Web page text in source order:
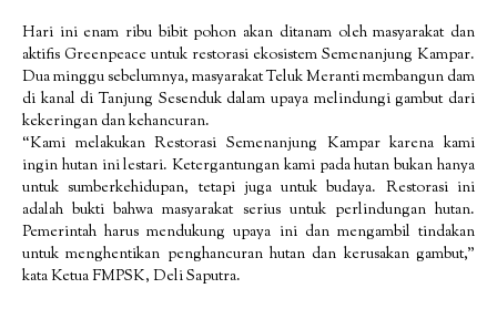
Hari ini enam ribu bibit pohon akan ditanam oleh masyarakat dan
aktifis Greenpeace untuk restorasi ekosistem Semenanjung Kampar.
Dua minggu sebelumnya, masyarakat Teluk Meranti membangun dam
di kanal di Tanjung Sesenduk dalam upaya melindungi gambut dari
kekeringan dan kehancuran.
“Kami melakukan Restorasi Semenanjung Kampar karena kami
ingin hutan ini lestari. Ketergantungan kami pada hutan bukan hanya
untuk sumberkehidupan, tetapi juga untuk budaya. Restorasi ini
adalah bukti bahwa masyarakat serius untuk perlindungan hutan.
Pemerintah harus mendukung upaya ini dan mengambil tindakan
untuk menghentikan penghancuran hutan dan kerusakan gambut,”
kata Ketua FMPSK, Deli Saputra.